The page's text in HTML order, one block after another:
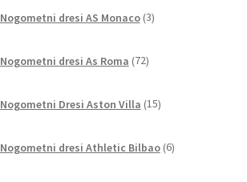
Nogometni dresi AS Monaco 3izdelki
Nogometni dresi As Roma 72izdelkov
Nogometni Dresi Aston Villa 15izdelkov
Nogometni dresi Athletic Bilbao 6izdelkov